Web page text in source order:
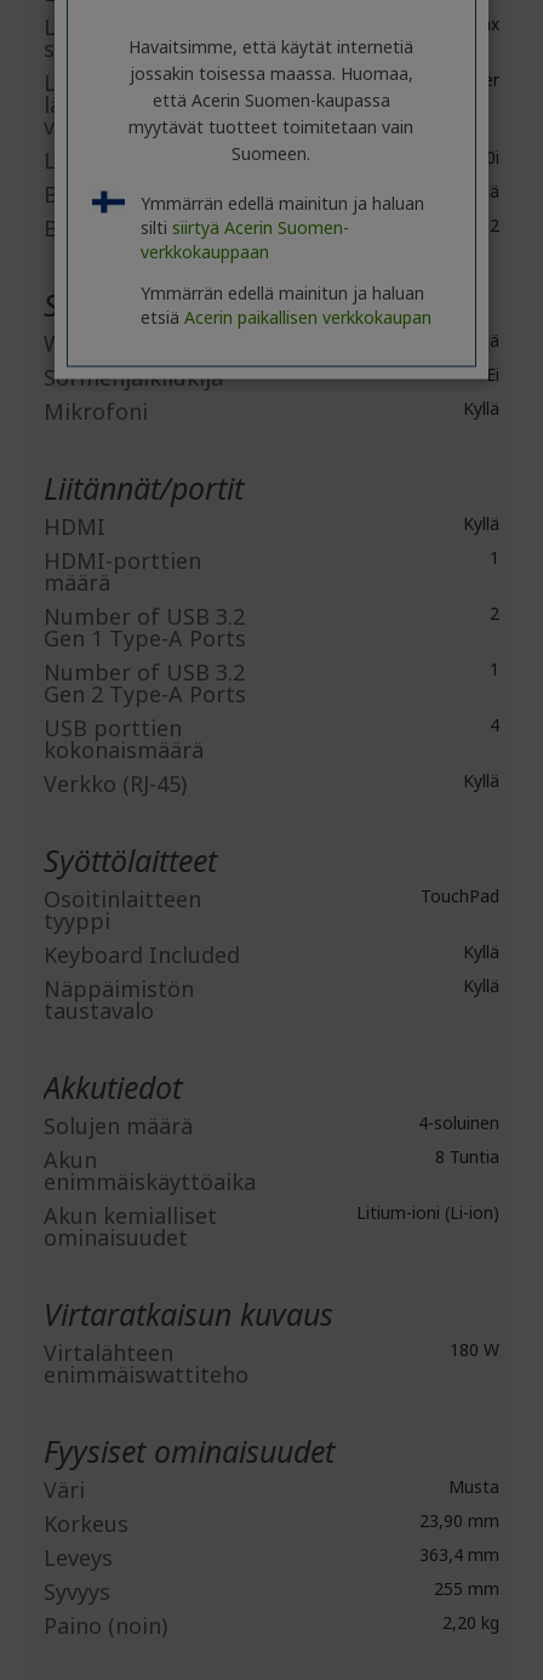
Langaton LAN-
standardi
IEEE 802.11 a/b/g/n/ac/ax
Langattoman
lähiverkon
valmistaja
Killer
Langaton LAN-malli Wi-Fi 6 AX 1650i
Bluetooth Kyllä
Bluetooth-standardi Bluetooth 5.2
Sisäänrakennetut laitteet
Webkamera Kyllä
Sormenjälkilukija Ei
Mikrofoni Kyllä
Liitännät/portit
HDMI Kyllä
HDMI-porttien
määrä
1
Number of USB 3.2
Gen 1 Type-A Ports
2
Number of USB 3.2
Gen 2 Type-A Ports
1
USB porttien
kokonaismäärä
4
Verkko (RJ-45) Kyllä
Syöttölaitteet
Osoitinlaitteen
tyyppi
TouchPad
Keyboard Included Kyllä
Näppäimistön
taustavalo
Kyllä
Akkutiedot
Solujen määrä 4-soluinen
Akun
enimmäiskäyttöaika
8 Tuntia
Akun kemialliset
ominaisuudet
Litium-ioni (Li-ion)
Virtaratkaisun kuvaus
Virtalähteen
enimmäiswattiteho
180 W
Fyysiset ominaisuudet
Väri Musta
Korkeus 23,90 mm
Leveys 363,4 mm
Syvyys 255 mm
Paino (noin) 2,20 kg
Havaitsimme, että käytät internetiä
jossakin toisessa maassa. Huomaa,
että Acerin Suomen-kaupassa
myytävät tuotteet toimitetaan vain
Suomeen.
Ymmärrän edellä mainitun ja haluan
silti siirtyä Acerin Suomen-
verkkokauppaan
Ymmärrän edellä mainitun ja haluan
etsiä Acerin paikallisen verkkokaupan